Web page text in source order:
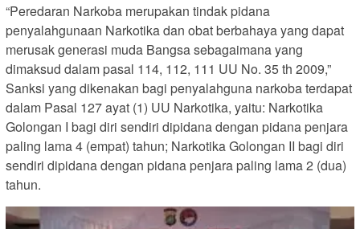
“Peredaran Narkoba merupakan tindak pidana
penyalahgunaan Narkotika dan obat berbahaya yang dapat
merusak generasi muda Bangsa sebagaimana yang
dimaksud dalam pasal 114, 112, 111 UU No. 35 th 2009,”
Sanksi yang dikenakan bagi penyalahguna narkoba terdapat
dalam Pasal 127 ayat (1) UU Narkotika, yaitu: Narkotika
Golongan I bagi diri sendiri dipidana dengan pidana penjara
paling lama 4 (empat) tahun; Narkotika Golongan II bagi diri
sendiri dipidana dengan pidana penjara paling lama 2 (dua)
tahun.